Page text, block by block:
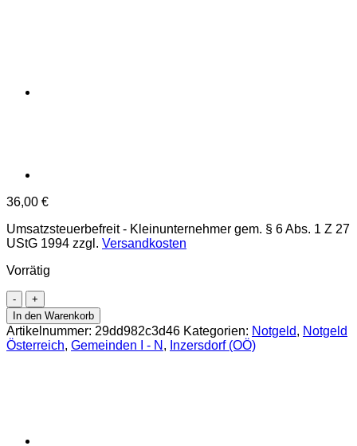
36,00 €
Umsatzsteuerbefreit - Kleinunternehmer gem. § 6 Abs. 1 Z 27
UStG 1994 zzgl. Versandkosten
Vorrätig
Inzersdorf(OÖ)
-
2,10,20
Heller
o.D.
Stück
In den Warenkorb
Artikelnummer: 29dd982c3d46 Kategorien: Notgeld, Notgeld
Österreich, Gemeinden I - N , Inzersdorf (OÖ)